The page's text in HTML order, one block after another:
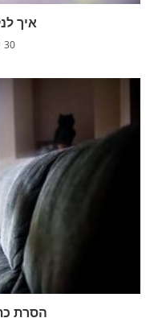
איך
30 ביולי 2018
הסרת